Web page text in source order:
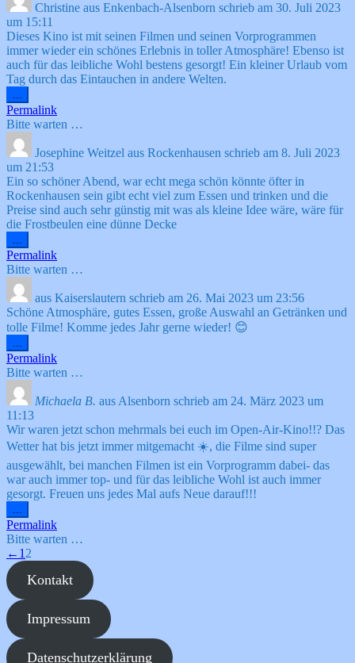
Christine aus Enkenbach-Alsenborn schrieb am 30. Juli 2023
um 15:11
Dieses Kino ist mit seinen Filmen und seinen Vorprogrammen
immer wieder ein schönes Erlebnis in toller Atmosphäre! Ebenso ist
auch für das leibliche Wohl bestens gesorgt! Ein kleiner Urlaub vom
Tag durch das Eintauchen in andere Welten.
...
Metabox
ein-/ausblenden.
Permalink
Bitte warten …
Josephine Weitzel aus Rockenhausen schrieb am 8. Juli 2023
um 21:53
Ein so schöner Abend, war echt mega schön könnte öfter in
Rockenhausen sein gibt echt viel zum Essen und trinken und die
Preise sind auch sehr günstig mit was als kleine Idee wäre, wäre für
die Frostbeulen eine dünne Decke
...
Metabox
ein-/ausblenden.
Permalink
Bitte warten …
aus Kaiserslautern schrieb am 26. Mai 2023 um 23:56
Schöne Atmosphäre, gutes Essen, große Auswahl an Getränken und
tolle Filme! Komme jedes Jahr gerne wieder! 😊
...
Metabox
ein-/ausblenden.
Permalink
Bitte warten …
Michaela B. aus Alsenborn schrieb am 24. März 2023 um
11:13
Wir waren jetzt schon mehrmals bei euch im Open-Air-Kino!!? Das
Wetter hat bis jetzt immer mitgemacht ☀️, die Filme sind super
ausgewählt, bei manchen Filmen ist ein Vorprogramm dabei- das
war auch immer top- und für das leibliche Wohl ist auch immer
gesorgt. Freuen uns jedes Mal aufs Neue darauf!!!
...
Metabox
ein-/ausblenden.
Permalink
Bitte warten …
Navigation
der
Gästebuchliste
← 1 2
Kontakt
Impressum
Datenschutzerklärung